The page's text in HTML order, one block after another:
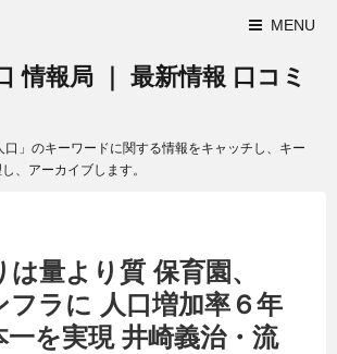
MENU
情報局 ｜ 最新情報 口コミ
口」のキーワードに関する情報をキャッチし、キー
、アーカイブします。
量より質 保育園、
フラに 人口増加率６年
一を実現 井崎義治・流